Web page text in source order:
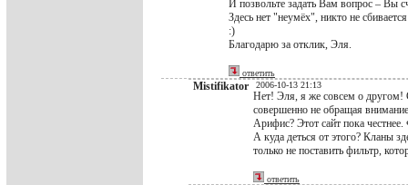
И позвольте задать Вам вопрос – Вы
Здесь нет "неумёх", никто не
:)
Благодарю за отклик, Эля.
ответить
Mistifikator 2006-10-13 21:13
Нет! Эля, я же совсем о другом!
совершенно не обращая
Арифис? Этот сайт пока
А куда деться от этого? Кланы
только не поставить фильтр,
ответить